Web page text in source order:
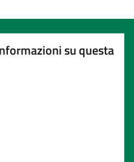
su questa